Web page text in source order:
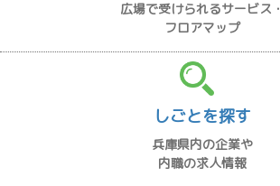
広場で受けられるサービス・
フロアマップ
しごとを探す
兵庫県内の企業や
内職の求人情報